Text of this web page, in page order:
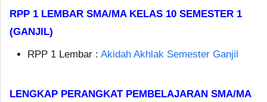
RPP 1 LEMBAR SMA/MA KELAS 10 SEMESTER 1
(GANJIL)
RPP 1 Lembar : Akidah Akhlak Semester Ganjil
LENGKAP PERANGKAT PEMBELAJARAN SMA/MA